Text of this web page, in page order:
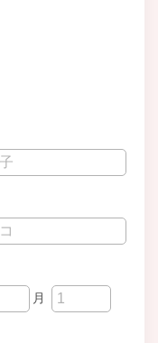
月